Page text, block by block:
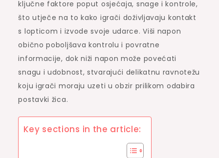
ključne faktore poput osjećaja, snage i kontrole,
što utječe na to kako igrači doživljavaju kontakt
s lopticom i izvode svoje udarce. Viši napon
obično poboljšava kontrolu i povratne
informacije, dok niži napon može povećati
snagu i udobnost, stvarajući delikatnu ravnotežu
koju igrači moraju uzeti u obzir prilikom odabira
postavki žica.
Key sections in the article: